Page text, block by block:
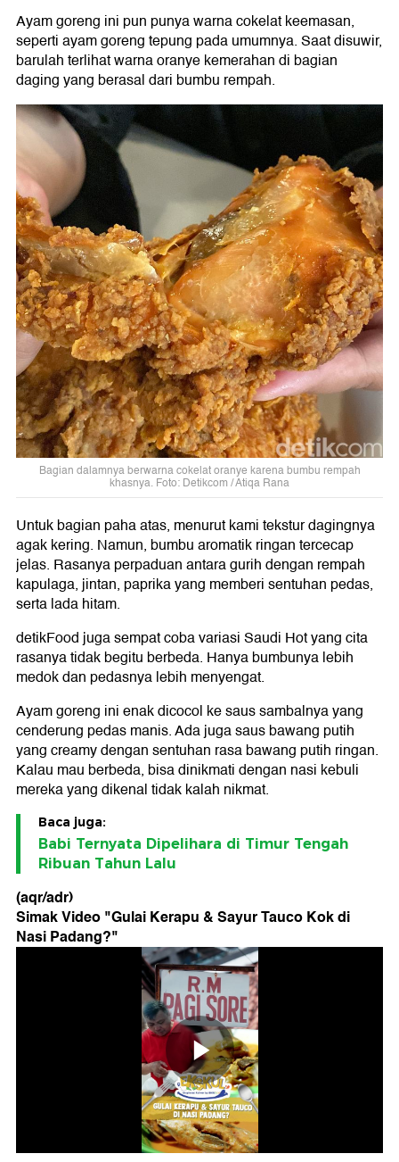
Ayam goreng ini pun punya warna cokelat keemasan,
seperti ayam goreng tepung pada umumnya. Saat disuwir,
barulah terlihat warna oranye kemerahan di bagian
daging yang berasal dari bumbu rempah.
Bagian dalamnya berwarna cokelat oranye karena bumbu rempah
khasnya. Foto: Detikcom / Atiqa Rana
Untuk bagian paha atas, menurut kami tekstur dagingnya
agak kering. Namun, bumbu aromatik ringan tercecap
jelas. Rasanya perpaduan antara gurih dengan rempah
kapulaga, jintan, paprika yang memberi sentuhan pedas,
serta lada hitam.
detikFood juga sempat coba variasi Saudi Hot yang cita
rasanya tidak begitu berbeda. Hanya bumbunya lebih
medok dan pedasnya lebih menyengat.
Ayam goreng ini enak dicocol ke saus sambalnya yang
cenderung pedas manis. Ada juga saus bawang putih
yang creamy dengan sentuhan rasa bawang putih ringan.
Kalau mau berbeda, bisa dinikmati dengan nasi kebuli
mereka yang dikenal tidak kalah nikmat.
Baca juga:
Babi Ternyata Dipelihara di Timur Tengah
Ribuan Tahun Lalu
(aqr/adr)
Simak Video "Gulai Kerapu & Sayur Tauco Kok di
Nasi Padang?"